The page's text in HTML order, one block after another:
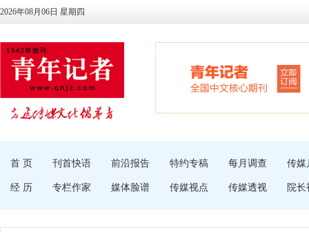
2026年08月06日 星期四
首 页 刊首快语 前沿报告 特约专稿 每月调查 传媒
经 历 专栏作家 媒体脸谱 传媒视点 传媒透视 院长